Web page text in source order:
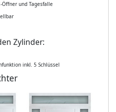
und Tagesfalle
Zylinder:
inkl. 5 Schlüssel